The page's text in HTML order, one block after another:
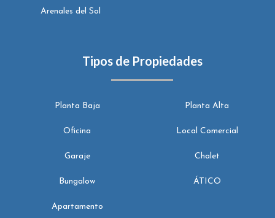
Arenales del Sol
Tipos de Propiedades
Planta Baja Planta Alta
Oficina Local Comercial
Garaje Chalet
Bungalow ÁTICO
Apartamento